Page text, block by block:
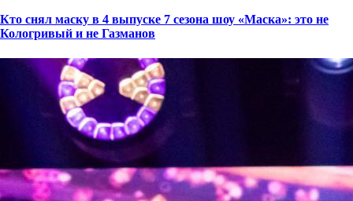
Кто снял маску в 4 выпуске 7 сезона шоу «Маска»: это не
Кологривый и не Газманов